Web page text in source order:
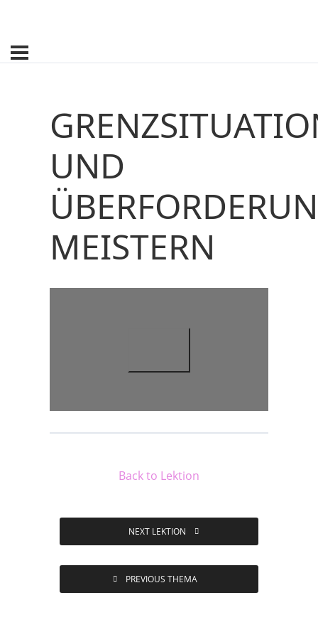
UND
MEISTERN
PREVIOUS THEMA
Back to Lektion
NEXT LEKTION